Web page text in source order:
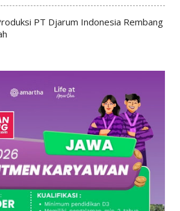
PT Djarum Indonesia Rembang